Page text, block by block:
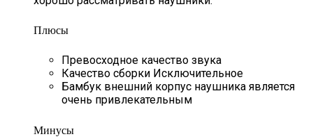
Плюсы
Превосходное качество звука
Качество сборки Исключительное
Бамбук внешний корпус наушника является
очень привлекательным
Минусы